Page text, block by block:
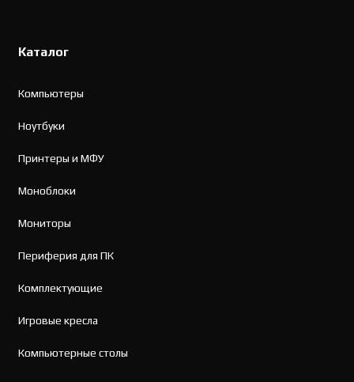
Каталог
Компьютеры
Ноутбуки
Принтеры и МФУ
Моноблоки
Мониторы
Периферия для ПК
Комплектующие
Игровые кресла
Компьютерные столы